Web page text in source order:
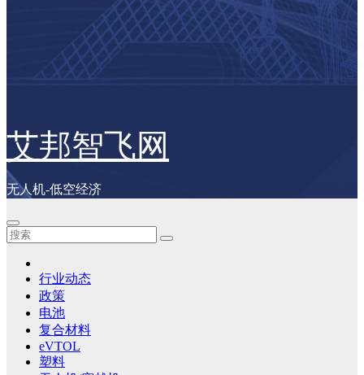
艾邦智飞网
无人机-低空经济
行业动态
政策
电池
复合材料
eVTOL
塑料